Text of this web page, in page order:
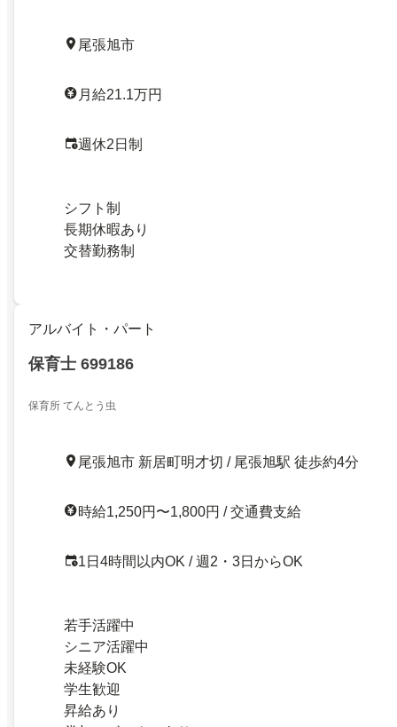
尾張旭市
月給21.1万円
週休2日制
シフト制
長期休暇あり
交替勤務制
アルバイト・パート
保育士 699186
保育所 てんとう虫
尾張旭市 新居町明才切 / 尾張旭駅 徒歩約4分
時給1,250円〜1,800円 / 交通費支給
1日4時間以内OK / 週2・3日からOK
若手活躍中
シニア活躍中
未経験OK
学生歓迎
昇給あり